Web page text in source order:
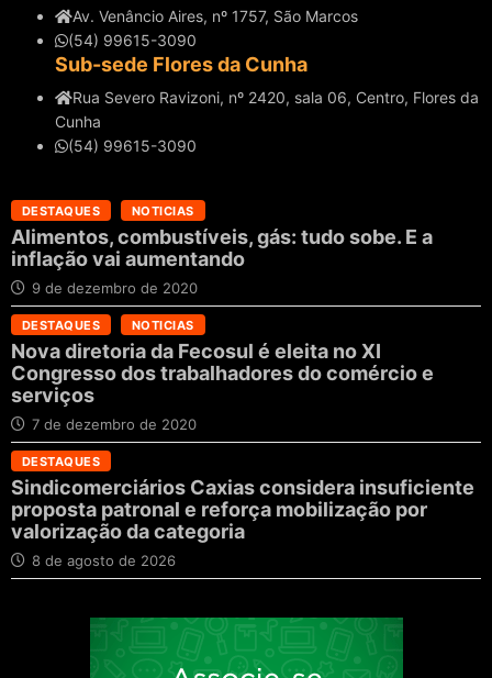
Av. Venâncio Aires, nº 1757, São Marcos
(54) 99615-3090
Sub-sede Flores da Cunha
Rua Severo Ravizoni, nº 2420, sala 06, Centro, Flores da
Cunha
(54) 99615-3090
DESTAQUES NOTICIAS
Alimentos, combustíveis, gás: tudo sobe. E a
inflação vai aumentando
9 de dezembro de 2020
DESTAQUES NOTICIAS
Nova diretoria da Fecosul é eleita no XI
Congresso dos trabalhadores do comércio e
serviços
7 de dezembro de 2020
DESTAQUES
Sindicomerciários Caxias considera insuficiente
proposta patronal e reforça mobilização por
valorização da categoria
8 de agosto de 2026